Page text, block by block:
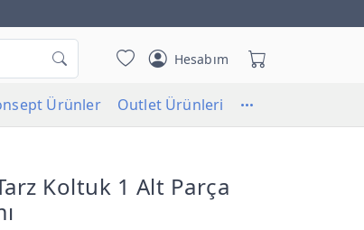
Hesabım
Ürünler Outlet Ürünleri
Koltuk 1 Alt Parça